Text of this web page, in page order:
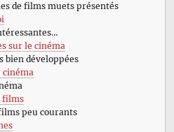
de films muets présentés
sur le cinéma
bien développées
cinéma
films
peu courants